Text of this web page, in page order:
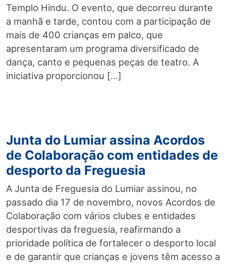
Templo Hindu. O evento, que decorreu durante
a manhã e tarde, contou com a participação de
mais de 400 crianças em palco, que
apresentaram um programa diversificado de
dança, canto e pequenas peças de teatro. A
iniciativa proporcionou […]
Junta do Lumiar assina Acordos
de Colaboração com entidades de
desporto da Freguesia
A Junta de Freguesia do Lumiar assinou, no
passado dia 17 de novembro, novos Acordos de
Colaboração com vários clubes e entidades
desportivas da freguesia, reafirmando a
prioridade política de fortalecer o desporto local
e de garantir que crianças e jovens têm acesso a